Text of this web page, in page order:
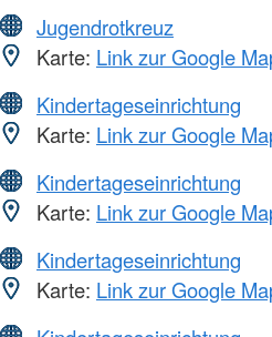
Jugendrotkreuz
Karte: Link zur Google
Kindertageseinrichtung
Karte: Link zur Google
Kindertageseinrichtung
Karte: Link zur Google
Kindertageseinrichtung
Karte: Link zur Google